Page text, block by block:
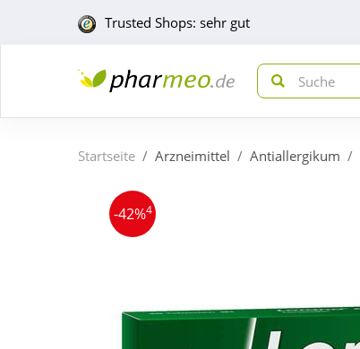
Trusted Shops: sehr gut
Startseite Arzneimittel Antiallergikum
-42%4